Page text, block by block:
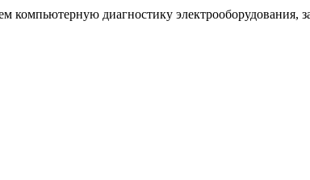
компьютерную диагностику электрооборудования,